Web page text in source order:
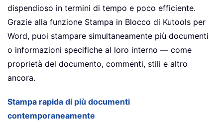
dispendioso in termini di tempo e poco efficiente.
Grazie alla funzione Stampa in Blocco di Kutools per
Word, puoi stampare simultaneamente più documenti
o informazioni specifiche al loro interno — come
proprietà del documento, commenti, stili e altro
ancora.
Stampa rapida di più documenti
contemporaneamente